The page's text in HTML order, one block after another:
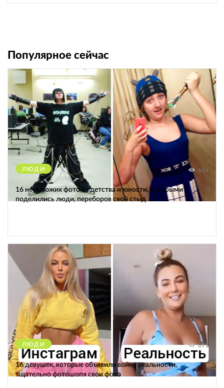
Популярное сейчас
ЛЮДИ 654
16 неуклюжих фото из детства и юности, которыми
поделились люди, переборов свой стыд
ЛЮДИ 891
16 девушек, которые объявили войну реальности,
тщательно фотошопя свои фото